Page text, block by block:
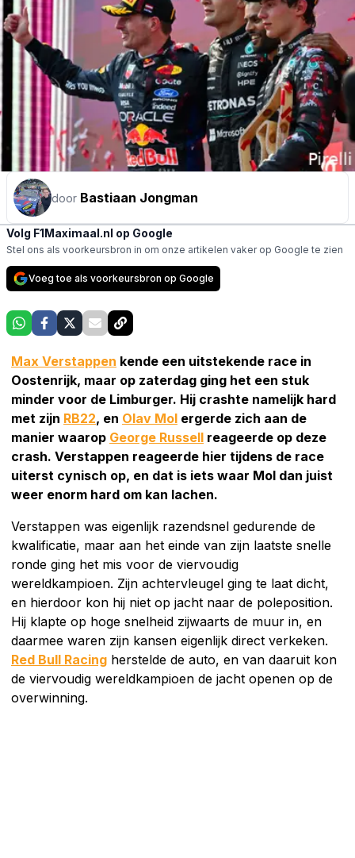
door Bastiaan Jongman
Volg F1Maximaal.nl op Google
Stel ons als voorkeursbron in om onze artikelen vaker op Google te zien
Voeg toe als voorkeursbron op Google
Max Verstappen kende een uitstekende race in
Oostenrijk, maar op zaterdag ging het een stuk
minder voor de Limburger. Hij crashte namelijk hard
met zijn RB22, en Olav Mol ergerde zich aan de
manier waarop George Russell reageerde op deze
crash. Verstappen reageerde hier tijdens de race
uiterst cynisch op, en dat is iets waar Mol dan juist
weer enorm hard om kan lachen.
Verstappen was eigenlijk razendsnel gedurende de
kwalificatie, maar aan het einde van zijn laatste snelle
ronde ging het mis voor de viervoudig
wereldkampioen. Zijn achtervleugel ging te laat dicht,
en hierdoor kon hij niet op jacht naar de poleposition.
Hij klapte op hoge snelheid zijwaarts de muur in, en
daarmee waren zijn kansen eigenlijk direct verkeken.
Red Bull Racing herstelde de auto, en van daaruit kon
de viervoudig wereldkampioen de jacht openen op de
overwinning.